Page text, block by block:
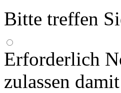
Bitte treffen
Erforderlich
zulassen